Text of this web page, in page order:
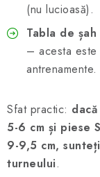
(nu lucioasă).
Tabla de
– acesta este
antrenamente.
Sfat practic:
5-6 cm și piese
9-9,5 cm,
turneului.